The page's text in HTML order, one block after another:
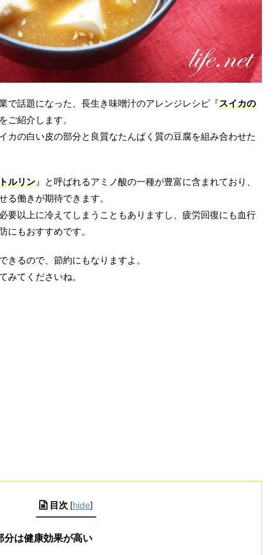
で話題になった、長生き味噌汁のアレンジレシピ『スイカの
ご紹介します。
カの白い皮の部分と良質なたんぱく質の豆腐を組み合わせた
ルリン』と呼ばれるアミノ酸の一種が豊富に含まれており、
る働きが期待できます。
要以上に冷えてしまうこともありますし、疲労回復にも血行
にもおすすめです。
るので、節約にもなりますよ。
みてくださいね。
目次 [hide]
分は健康効果が高い